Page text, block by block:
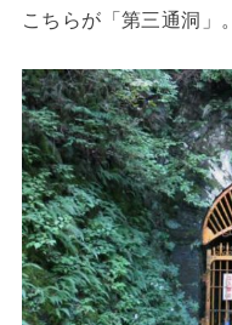
こちらが「第三通洞」。